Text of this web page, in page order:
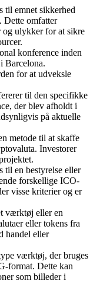
til emnet sikkerhed
Dette omfatter
og ulykker for at sikre
konference inden
Barcelona.
for at udveksle
til den specifikke
der blev afholdt i
på aktuelle
metode til at skaffe
Investorer
til en bestyrelse eller
forskellige ICO-
visse kriterier og er
værktøj eller en
eller tokens fra
handel eller
værktøj, der bruges
format. Dette kan
som billeder i